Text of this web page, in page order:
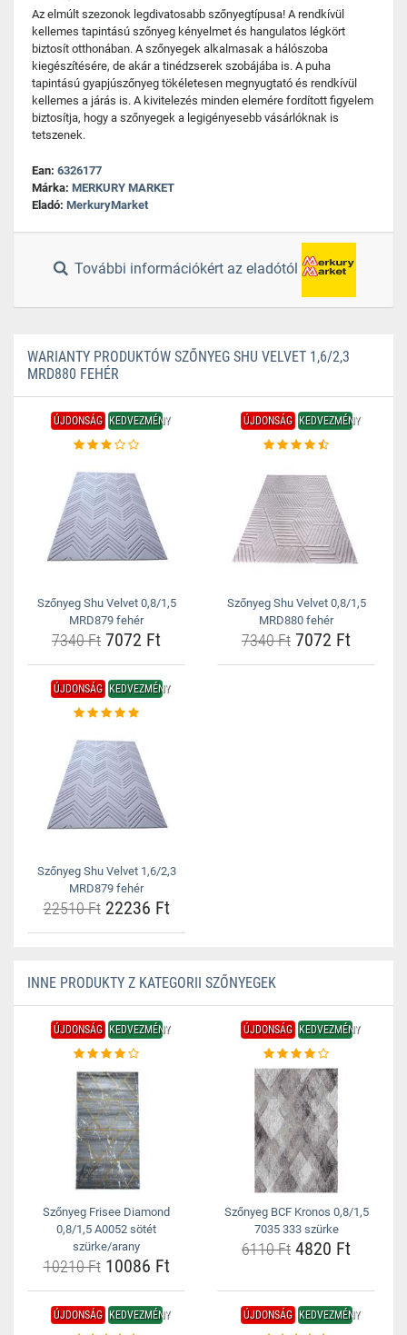
Az elmúlt szezonok legdivatosabb szőnyegtípusa! A rendkívül
kellemes tapintású szőnyeg kényelmet és hangulatos légkört
biztosít otthonában. A szőnyegek alkalmasak a hálószoba
kiegészítésére, de akár a tinédzserek szobájába is. A puha
tapintású gyapjúszőnyeg tökéletesen megnyugtató és rendkívül
kellemes a járás is. A kivitelezés minden elemére fordított figyelem
biztosítja, hogy a szőnyegek a legigényesebb vásárlóknak is
tetszenek.
Ean: 6326177
Márka: MERKURY MARKET
Eladó: MerkuryMarket
További információkért az eladótól
WARIANTY PRODUKTÓW SZŐNYEG SHU VELVET 1,6/2,3
MRD880 FEHÉR
ÚJDONSÁG KEDVEZMÉNY
Szőnyeg Shu Velvet 0,8/1,5
MRD879 fehér
7340 Ft 7072 Ft
ÚJDONSÁG KEDVEZMÉNY
Szőnyeg Shu Velvet 0,8/1,5
MRD880 fehér
7340 Ft 7072 Ft
ÚJDONSÁG KEDVEZMÉNY
Szőnyeg Shu Velvet 1,6/2,3
MRD879 fehér
22510 Ft22236 Ft
INNE PRODUKTY Z KATEGORII SZŐNYEGEK
ÚJDONSÁG KEDVEZMÉNY
Szőnyeg Frisee Diamond
0,8/1,5 A0052 sötét
szürke/arany
10210 Ft10086 Ft
ÚJDONSÁG KEDVEZMÉNY
Szőnyeg BCF Kronos 0,8/1,5
7035 333 szürke
6110 Ft 4820 Ft
ÚJDONSÁG KEDVEZMÉNY ÚJDONSÁG KEDVEZMÉNY